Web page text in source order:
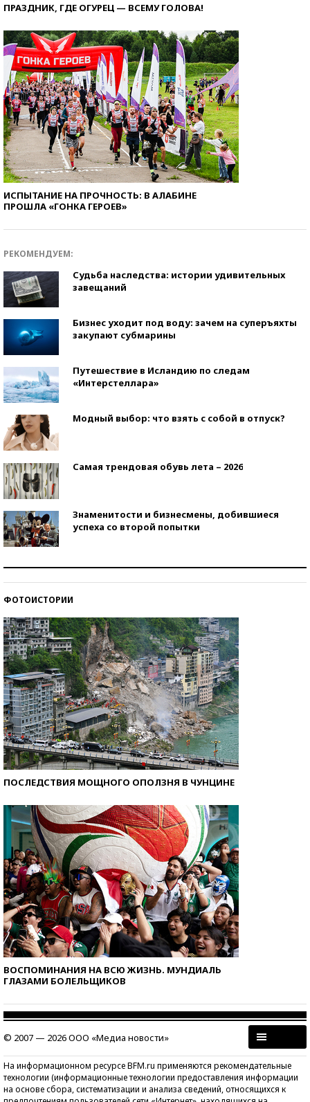
ПРАЗДНИК, ГДЕ ОГУРЕЦ — ВСЕМУ ГОЛОВА!
ИСПЫТАНИЕ НА ПРОЧНОСТЬ: В АЛАБИНЕ
ПРОШЛА «ГОНКА ГЕРОЕВ»
РЕКОМЕНДУЕМ:
Судьба наследства: истории удивительных
завещаний
Бизнес уходит под воду: зачем на суперъяхты
закупают субмарины
Путешествие в Исландию по следам
«Интерстеллара»
Модный выбор: что взять с собой в отпуск?
Самая трендовая обувь лета – 2026
Знаменитости и бизнесмены, добившиеся
успеха со второй попытки
ФОТОИСТОРИИ
ПОСЛЕДСТВИЯ МОЩНОГО ОПОЛЗНЯ В ЧУНЦИНЕ
ВОСПОМИНАНИЯ НА ВСЮ ЖИЗНЬ. МУНДИАЛЬ
ГЛАЗАМИ БОЛЕЛЬЩИКОВ
© 2007 — 2026 ООО «Медиа новости»
На информационном ресурсе BFM.ru применяются рекомендательные
технологии (информационные технологии предоставления информации
на основе сбора, систематизации и анализа сведений, относящихся к